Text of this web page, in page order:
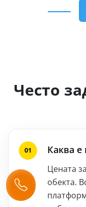
Често
Каква е
Цената
обекта.